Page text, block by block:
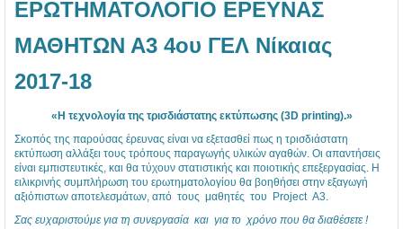
4
Γ
Ε
Λ
Ν
Θ
Η
Ν
Α
3
2
Ν
Α
3
4
ΕΡΩΤΗΜΑΤΟΛΟΓΙΟ ΕΡΕΥΝΑΣ
ΜΑΘΗΤΩΝ Α3 4ου ΓΕΛ Νίκαιας
2017-18
«Η τεχνολογία της τρισδιάστατης εκτύπωσης (3D printing).»
Σκοπός της παρούσας έρευνας είναι να εξετασθεί πως η τρισδιάστατη
εκτύπωση αλλάξει τους τρόπους παραγωγής υλικών αγαθών. Οι απαντήσεις
είναι εμπιστευτικές, και θα τύχουν στατιστικής και ποιοτικής επεξεργασίας. Η
ειλικρινής συμπλήρωση του ερωτηματολογίου θα βοηθήσει στην εξαγωγή
αξιόπιστων αποτελεσμάτων, από τους μαθητές του Project Α3.
Σας ευχαριστούμε για τη συνεργασία και για το χρόνο που θα διαθέσετε !